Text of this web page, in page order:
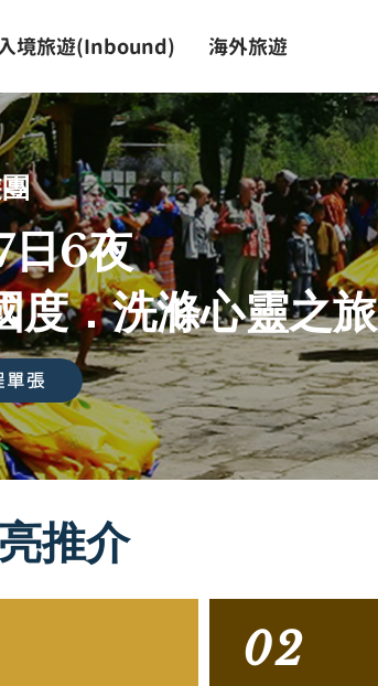
境旅遊(Inbound) 海外旅遊
日6夜
度．洗滌心靈之旅
單張
推介
02